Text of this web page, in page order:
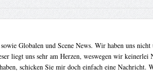
Globalen und Scene News. Wir haben uns nicht
liegt uns sehr am Herzen, weswegen wir
schicken Sie mir doch einfach eine Nachricht.